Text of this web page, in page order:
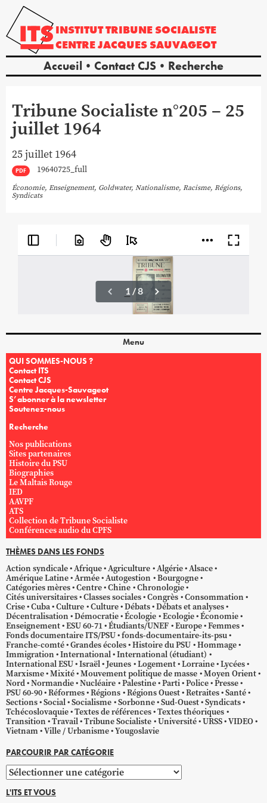
INSTITUTTRIBUNE SOCIALISTE
CENTREJACQUES SAUVAGEOT
Accueil Contact CJS Recherche
Tribune Socialiste n°205 – 25
juillet 1964
25 juillet 1964
PDF 19640725_full
Économie, Enseignement, Goldwater, Nationalisme, Racisme, Régions,
Syndicats
Menu
QUI SOMMES-NOUS ?
Contact ITS
Contact CJS
Centre Jacques-Sauvageot
S’abonner à la newsletter
Soutenez-nous
Recherche
Nos publications
Sites partenaires
Histoire du PSU
Biographies
Le Maltais Rouge
IED
AAVPF
ATS
Collection de Tribune Socialiste
Conférences audio du CPFS
THÈMES DANS LES FONDS
Action syndicale Afrique Agriculture Algérie Alsace
Amérique Latine Armée Autogestion
Bourgogne
Catégories mères Centre Chine Chronologie
Cités universitaires Classes sociales Congrès Consommation
Crise Cuba Culture Culture Débats Débats et analyses
Décentralisation Démocratie Écologie Ecologie Économie
Enseignement ESU 60-71 Étudiants/UNEF Europe Femmes
Fonds documentaire ITS/PSU fonds-documentaire-its-psu
Franche-comté Grandes écoles Histoire du PSU Hommage
Immigration International International (étudiant)
International ESU Israël Jeunes Logement Lorraine Lycées
Marxisme Mixité Mouvement politique de masse Moyen Orient
Nord Normandie Nucléaire Palestine Parti Police Presse
PSU 60-90 Réformes Régions Régions Ouest Retraites Santé
Sections Social Socialisme Sorbonne Sud-Ouest Syndicats
Tchécoslovaquie Textes de références Textes théoriques
Transition Travail Tribune Socialiste Université URSS VIDEO
Vietnam Ville / Urbanisme Yougoslavie
PARCOURIR PAR CATÉGORIE
Parcourir
par
catégorie
L'ITS ET VOUS